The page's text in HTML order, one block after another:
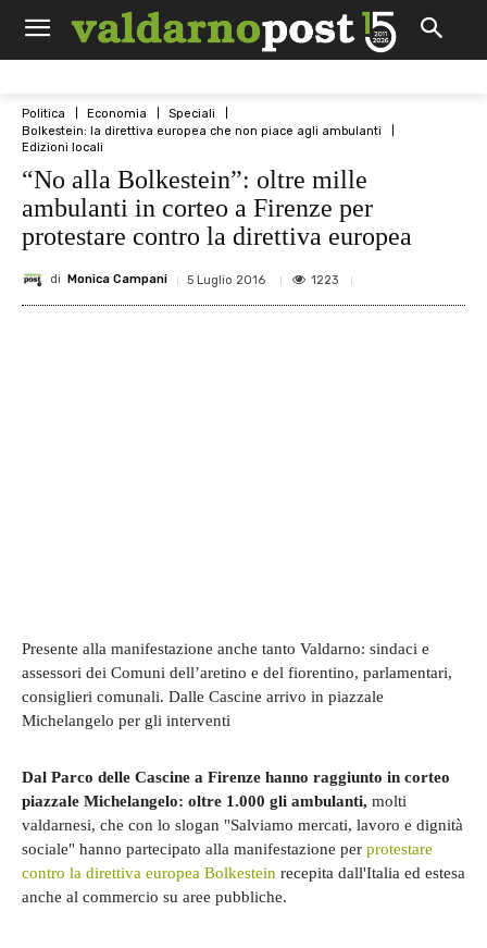
Politica Economia
Speciali
Bolkestein: la direttiva europea che non piace agli ambulanti
Edizioni locali
“No alla Bolkestein”: oltre mille
ambulanti in corteo a Firenze per
protestare contro la direttiva europea
di Monica Campani 5 Luglio 2016 1223
Presente alla manifestazione anche tanto Valdarno: sindaci e
assessori dei Comuni dell’aretino e del fiorentino, parlamentari,
consiglieri comunali. Dalle Cascine arrivo in piazzale
Michelangelo per gli interventi
Dal Parco delle Cascine a Firenze hanno raggiunto in corteo
piazzale Michelangelo: oltre 1.000 gli ambulanti, molti
valdarnesi, che con lo slogan "Salviamo mercati, lavoro e dignità
sociale" hanno partecipato alla manifestazione per protestare
contro la direttiva europea Bolkestein recepita dall'Italia ed estesa
anche al commercio su aree pubbliche.